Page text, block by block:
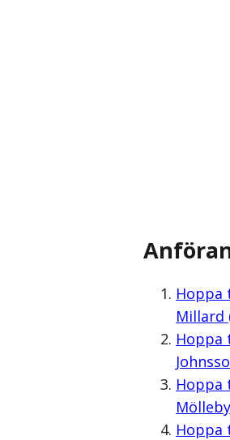
Hoppa
Millard
Hoppa
Hoppa
Hoppa